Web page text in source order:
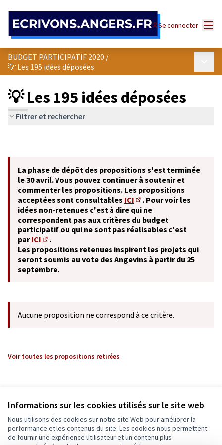
Informations sur les cookies utilisés sur le site web
Nous utilisons des cookies sur notre site Web pour améliorer la
performance et les contenus du site. Les cookies nous permettent
de fournir une expérience utilisateur et un contenu plus
Se connecter
BUDGET PARTICIPATIF 2020 /
💡 Les 195 idées déposées
💡 Les 195 idées déposées
Filtrer et rechercher
La phase de dépôt des propositions s'est terminée
le 30 avril. Vous pouvez continuer à soutenir et
commenter les propositions. Les propositions
acceptées sont consultables ICI
(S'ouvre dans un nouvel
. Pour voir les
idées non-retenues c'est à dire qui ne
correspondent pas aux critères du budget
participatif ou qui ne sont pas réalisables c'est
parICI
(S'ouvre dans un nouvel onglet)
.
Les propositions retenues inspirent les projets qui
seront soumis au vote des Angevins à partir du 25
septembre.
Aucune proposition ne correspond à ce critère.
Voir toutes les propositions retirées